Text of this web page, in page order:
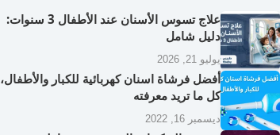
علاج تسوس الأسنان عند الأطفال 3 سنوات:
دليل شامل
يوليو 21, 2026
أفضل فرشاة اسنان كهربائية للكبار والأطفال،
كل ما تريد معرفته
ديسمبر 16, 2022